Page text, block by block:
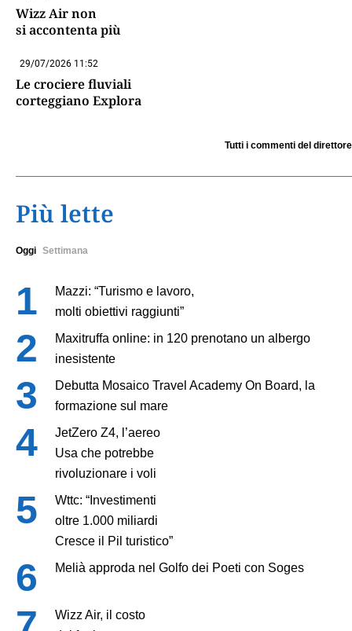
Wizz Air non
si accontenta più
29/07/2026 11:52
Le crociere fluviali
corteggiano Explora
Tutti i commenti del direttore
Più lette
Oggi Settimana
Mazzi: “Turismo e lavoro,
molti obiettivi raggiunti”
Maxitruffa online: in 120 prenotano un albergo
inesistente
Debutta Mosaico Travel Academy On Board, la
formazione sul mare
JetZero Z4, l’aereo
Usa che potrebbe
rivoluzionare i voli
Wttc: “Investimenti
oltre 1.000 miliardi
Cresce il Pil turistico”
Melià approda nel Golfo dei Poeti con Soges
Wizz Air, il costo